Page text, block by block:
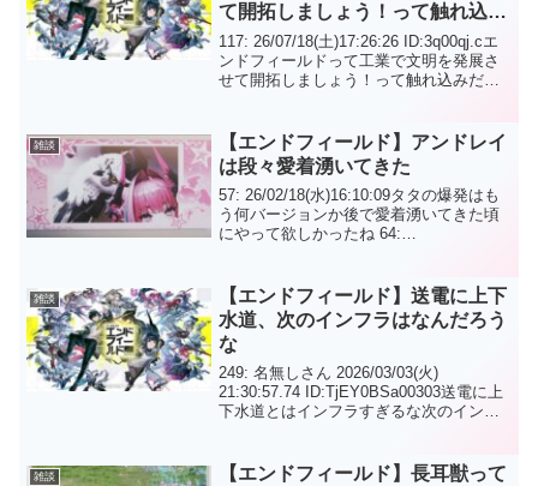
て開拓しましょう！って触れ込み
だけどぶったけ開拓要素どこなん
だろう？
117: 26/07/18(土)17:26:26 ID:3q00qj.cエ
ンドフィールドって工業で文明を発展さ
せて開拓しましょう！って触れ込みだけ
作ってるくらいしかして...
雑談
【エンドフィールド】アンドレイ
は段々愛着湧いてきた
57: 26/02/18(水)16:10:09タタの爆発はも
う何バージョンか後で愛着湧いてきた頃
にやって欲しかったね 64:
っとは感情移入出来たか...
雑談
【エンドフィールド】送電に上下
水道、次のインフラはなんだろう
な
249: 名無しさん 2026/03/03(火)
21:30:57.74 ID:TjEY0BSa00303送電に上
下水道とはインフラすぎるな次のインフ
雑談
【エンドフィールド】長耳獣って